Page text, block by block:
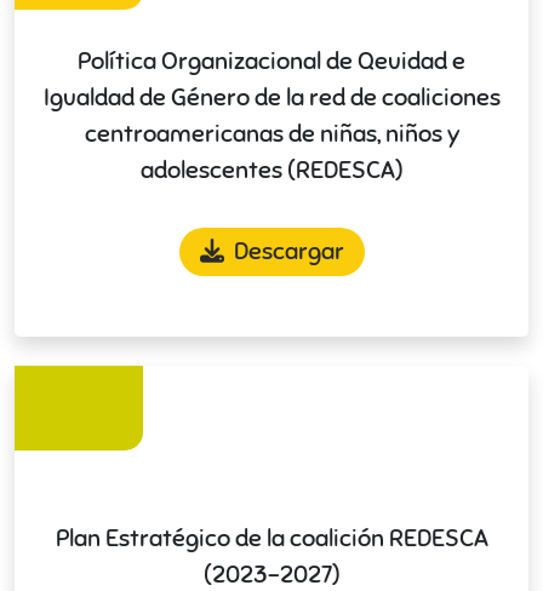
Política Organizacional de Qeuidad e
Igualdad de Género de la red de coaliciones
centroamericanas de niñas, niños y
adolescentes (REDESCA)
Descargar
Plan Estratégico de la coalición REDESCA
(2023-2027)